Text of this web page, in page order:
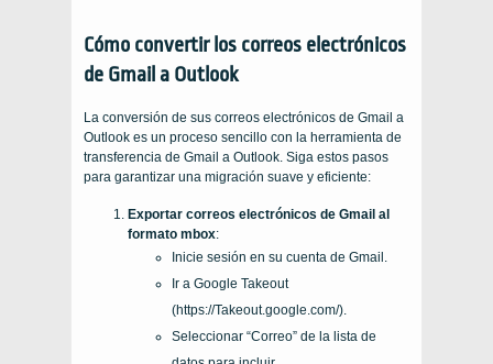
Cómo convertir los correos electrónicos
de Gmail a Outlook
La conversión de sus correos electrónicos de Gmail a
Outlook es un proceso sencillo con la herramienta de
transferencia de Gmail a Outlook. Siga estos pasos
para garantizar una migración suave y eficiente:
Exportar correos electrónicos de Gmail al
formato mbox:
Inicie sesión en su cuenta de Gmail.
Ir a Google Takeout
(https://Takeout.google.com/).
Seleccionar “Correo” de la lista de